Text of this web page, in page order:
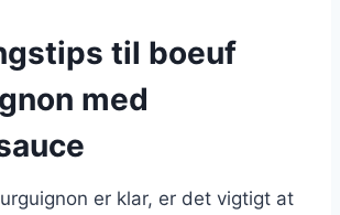
til boeuf
med
er klar, er det vigtigt at